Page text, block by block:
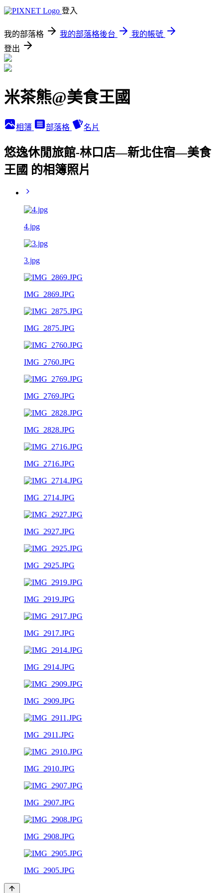
登入
我的部落格 我的部落格後台
我的帳號
登出
米茶熊@美食王國
相簿 部落格 名片
悠逸休閒旅館-林口店—新北住宿—美食
王國 的相簿照片
4.jpg
3.jpg
IMG_2869.JPG
IMG_2875.JPG
IMG_2760.JPG
IMG_2769.JPG
IMG_2828.JPG
IMG_2716.JPG
IMG_2714.JPG
IMG_2927.JPG
IMG_2925.JPG
IMG_2919.JPG
IMG_2917.JPG
IMG_2914.JPG
IMG_2909.JPG
IMG_2911.JPG
IMG_2910.JPG
IMG_2907.JPG
IMG_2908.JPG
IMG_2905.JPG